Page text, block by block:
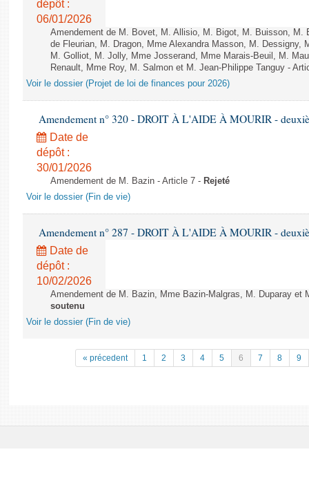
dépôt :
06/01/2026
Amendement de M. Bovet, M. Allisio, M. Bigot, M. Buisson, M.
de Fleurian, M. Dragon, Mme Alexandra Masson, M. Dessigny,
M. Golliot, M. Jolly, Mme Josserand, Mme Marais-Beuil, M.
Renault, Mme Roy, M. Salmon et M. Jean-Philippe Tanguy -
Voir le dossier (Projet de loi de finances pour 2026)
Amendement n° 320 - DROIT À L'AIDE À MOURIR -
Date de
dépôt :
30/01/2026
Amendement de M. Bazin - Article 7 - Rejeté
Voir le dossier (Fin de vie)
Amendement n° 287 - DROIT À L'AIDE À MOURIR -
Date de
dépôt :
10/02/2026
Amendement de M. Bazin, Mme Bazin-Malgras, M. Duparay et
soutenu
Voir le dossier (Fin de vie)
« précedent 1 2 3 4 5 6 7 8 9